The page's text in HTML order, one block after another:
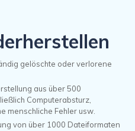
Datenrettung für Windows
Testen
Neu
gelöschte oder verlorene
aus über 500
Computerabsturz,
menschliche Fehler usw.
von über 1000 Dateiformaten